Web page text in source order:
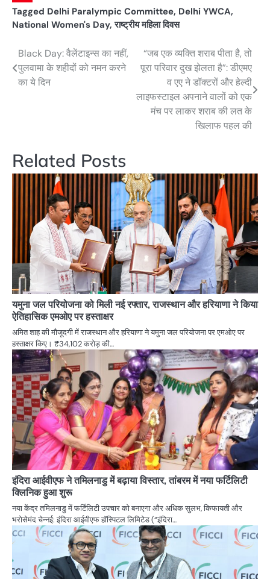
Tagged Delhi Paralympic Committee, Delhi YWCA,
National Women's Day,राष्ट्रीय महिला दिवस
Post
navigation
Black Day: वैलेंटाइन्स का नहीं,
पुलवामा के शहीदों को नमन करने
का ये दिन
“जब एक व्यक्ति शराब पीता है, तो
पूरा परिवार दुख झेलता है”: डीएमए
व एए ने डॉक्टरों और हेल्दी
लाइफस्टाइल अपनाने वालों को एक
मंच पर लाकर शराब की लत के
खिलाफ पहल की
Related Posts
यमुना जल परियोजना को मिली नई रफ्तार, राजस्थान और हरियाणा ने किया
ऐतिहासिक एमओए पर हस्ताक्षर
अमित शाह की मौजूदगी में राजस्थान और हरियाणा ने यमुना जल परियोजना पर एमओए पर
हस्ताक्षर किए। ₹34,102 करोड़ की…
इंदिरा आईवीएफ ने तमिलनाडु में बढ़ाया विस्तार, तांबरम में नया फर्टिलिटी
क्लिनिक हुआ शुरू
नया केंद्र तमिलनाडु में फर्टिलिटी उपचार को बनाएगा और अधिक सुलभ, किफायती और
भरोसेमंद चेन्नई: इंदिरा आईवीएफ हॉस्पिटल लिमिटेड (“इंदिरा…